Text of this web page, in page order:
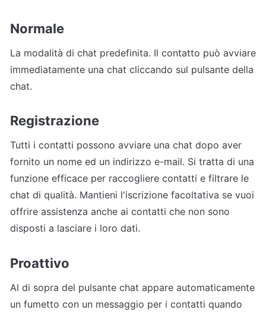
Normale
La modalità di chat predefinita. Il contatto può avviare
immediatamente una chat cliccando sul pulsante della
chat.
Registrazione
Tutti i contatti possono avviare una chat dopo aver
fornito un nome ed un indirizzo e-mail. Si tratta di una
funzione efficace per raccogliere contatti e filtrare le
chat di qualità. Mantieni l'iscrizione facoltativa se vuoi
offrire assistenza anche ai contatti che non sono
disposti a lasciare i loro dati.
Proattivo
Al di sopra del pulsante chat appare automaticamente
un fumetto con un messaggio per i contatti quando